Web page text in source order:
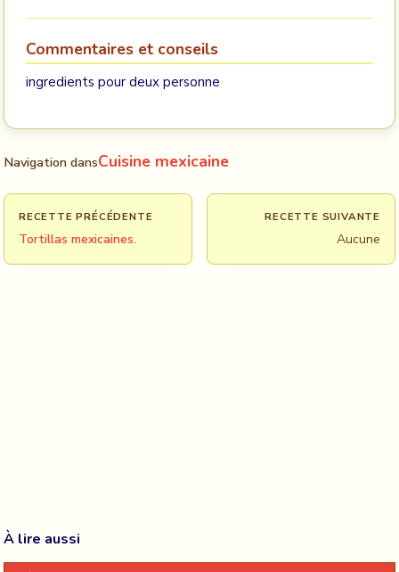
Commentaires et conseils
ingredients pour deux personne
Navigation dansCuisine mexicaine
RECETTE PRÉCÉDENTE
Tortillas mexicaines.
RECETTE SUIVANTE
Aucune
À lire aussi